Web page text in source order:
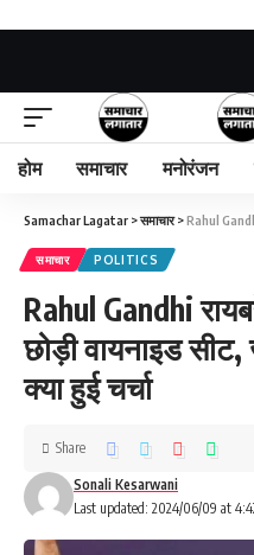
होम समाचार मनोरंजन
Samachar Lagatar >समाचार>Rahul Gandhi
समाचार POLITICS
Rahul Gandhi
छोड़ी वायनाइड सीट,
क्या हुई चर्चा
Last updated: 2024/06/09 at
Sonali Kesarwani
Share